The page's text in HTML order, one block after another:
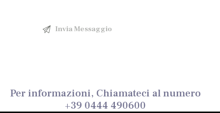
Per informazioni, Chiamateci al numero
+39 0444 490600